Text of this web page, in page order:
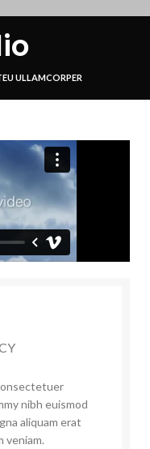
ULLAMCORPER
nibh euismod
aliquam erat
veniam.